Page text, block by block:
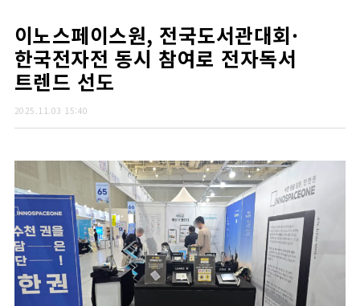
이노스페이스원, 전국도서관대회·
한국전자전 동시 참여로 전자독서
트렌드 선도
2025.11.03 15:40